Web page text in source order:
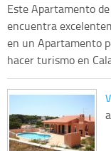
Este Apartamento
encuentra
en un Apartamento
hacer turismo en